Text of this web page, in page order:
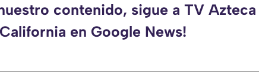
contenido, sigue a TV Azteca
California en Google News!